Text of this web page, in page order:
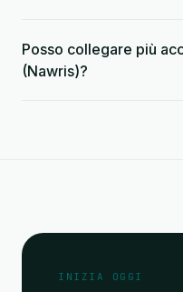
Posso collegare più
(Nawris)?
INIZIA OGGI